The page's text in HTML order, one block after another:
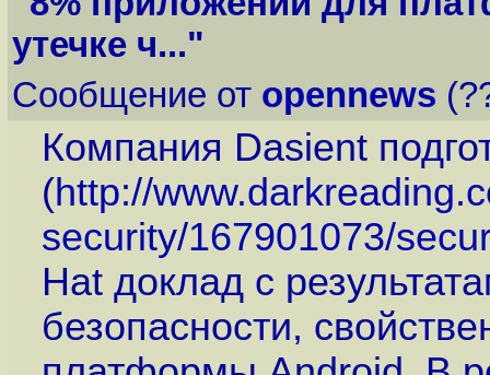
утечке ч..."
Сообщение от opennews
Компания Dasient
(http://
security/167901073/
Hat доклад с
безопасности,